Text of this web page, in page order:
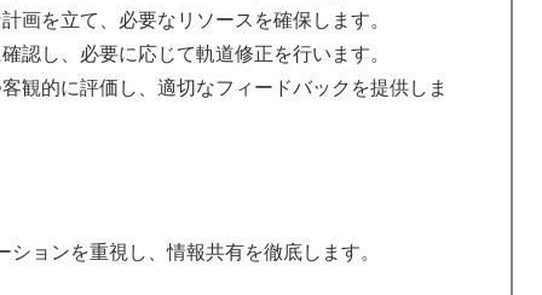
画を立て、必要なリソースを確保します。
認し、必要に応じて軌道修正を行います。
観的に評価し、適切なフィードバックを提供しま
ョンを重視し、情報共有を徹底します。